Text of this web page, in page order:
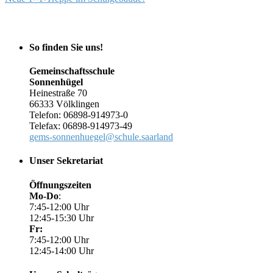
So finden Sie uns!
Gemeinschaftsschule
Sonnenhügel
Heinestraße 70
66333 Völklingen
Telefon: 06898-914973-0
Telefax: 06898-914973-49
gems-sonnenhuegel@schule.saarland
Unser Sekretariat
Öffnungszeiten
Mo-Do:
7:45-12:00 Uhr
12:45-15:30 Uhr
Fr:
7:45-12:00 Uhr
12:45-14:00 Uhr